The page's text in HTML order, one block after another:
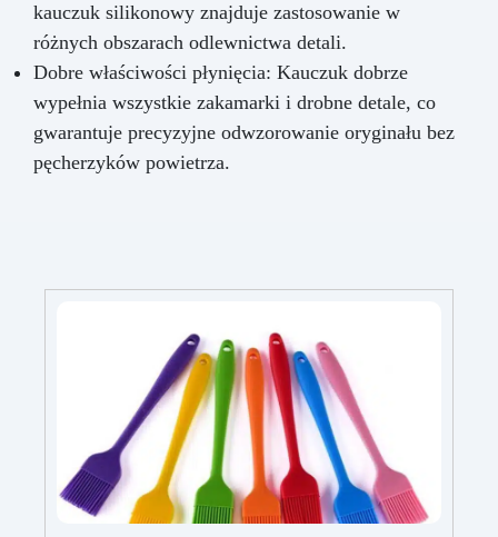
kauczuk silikonowy znajduje zastosowanie w
różnych obszarach odlewnictwa detali.
Dobre właściwości płynięcia: Kauczuk dobrze
wypełnia wszystkie zakamarki i drobne detale, co
gwarantuje precyzyjne odwzorowanie oryginału bez
pęcherzyków powietrza.